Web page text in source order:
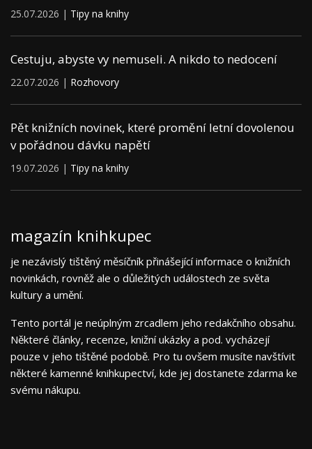
25.07.2026 | Tipy na knihy
Cestuju, abyste vy nemuseli. A nikdo to nedocení
22.07.2026 | Rozhovory
Pět knižních novinek, které promění letní dovolenou
v pořádnou dávku napětí
19.07.2026 | Tipy na knihy
magazín knihkupec
je nezávislý tištěný měsíčník přinášející informace o knižních
novinkách, rovněž ale o důležitých událostech ze světa
kultury a umění.
Tento portál je neúplným zrcadlem jeho redakčního obsahu.
Některé články, recenze, knižní ukázky a pod. vycházejí
pouze v jeho tištěné podobě. Pro tu ovšem musíte navštívit
některé kamenné knihkupectví, kde jej dostanete zdarma ke
svému nákupu.